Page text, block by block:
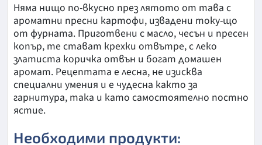
Няма нищо по-вкусно през лятото от тава с
ароматни пресни картофи, извадени току-що
от фурната. Приготвени с масло, чесън и пресен
копър, те стават крехки отвътре, с леко
златиста коричка отвън и богат домашен
аромат. Рецептата е лесна, не изисква
специални умения и е чудесна както за
гарнитура, така и като самостоятелно постно
ястие.
Необходими продукти: